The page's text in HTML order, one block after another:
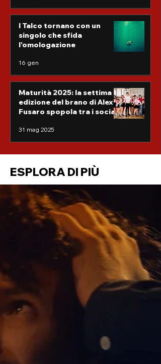
I Talco tornano con un
singolo che sfida
l’omologazione
16 gen
Maturità 2025: la settima
edizione del brano di Alex
Fusaro spopola tra i social
31 mag 2025
ESPLORA DI PIÙ